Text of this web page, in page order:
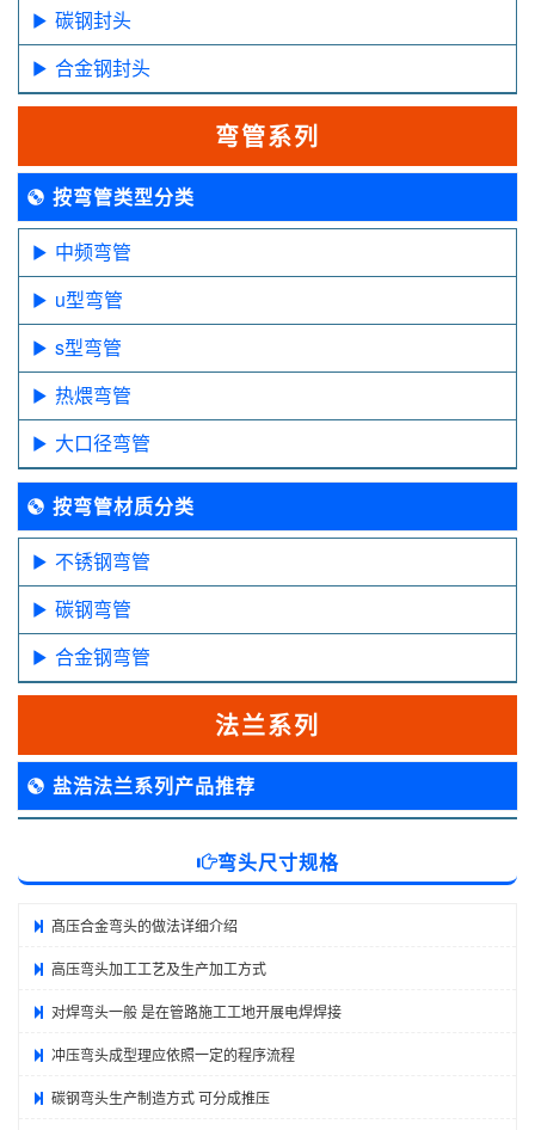
碳钢封头
合金钢封头
弯管系列
按弯管类型分类
中频弯管
u型弯管
s型弯管
热煨弯管
大口径弯管
按弯管材质分类
不锈钢弯管
碳钢弯管
合金钢弯管
法兰系列
盐浩法兰系列产品推荐
弯头尺寸规格
髙压合金弯头的做法详细介绍
高压弯头加工工艺及生产加工方式
对焊弯头一般 是在管路施工工地开展电焊焊接
冲压弯头成型理应依照一定的程序流程
碳钢弯头生产制造方式 可分成推压